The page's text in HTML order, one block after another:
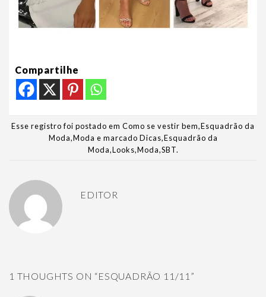
Compartilhe
Esse registro foi postado em Como se vestir bem,Esquadrão da
Moda,Moda e marcado Dicas,Esquadrão da
Moda,Looks,Moda,SBT.
EDITOR
1 THOUGHTS ON “ESQUADRÃO 11/11 ”